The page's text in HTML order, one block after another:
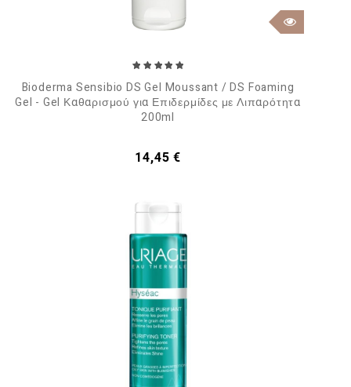
Bioderma Sensibio DS Gel Moussant / DS Foaming
Gel - Gel Καθαρισμού για Επιδερμίδες με Λιπαρότητα
200ml
Τιμή
14,45 €